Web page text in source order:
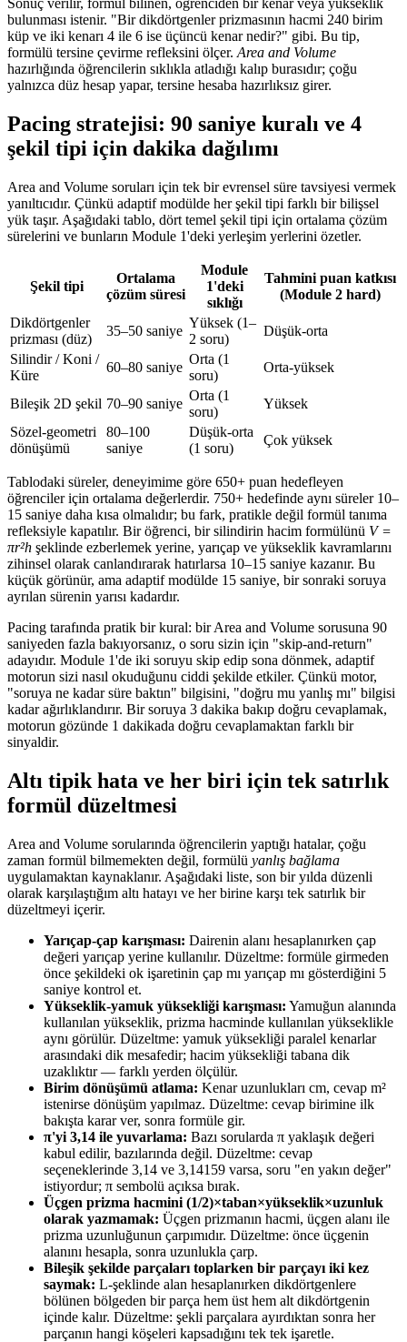
Sonuç verilir, formül bilinen, öğrenciden bir kenar veya yükseklik
bulunması istenir. "Bir dikdörtgenler prizmasının hacmi 240 birim
küp ve iki kenarı 4 ile 6 ise üçüncü kenar nedir?" gibi. Bu tip,
formülü tersine çevirme refleksini ölçer. Area and Volume
hazırlığında öğrencilerin sıklıkla atladığı kalıp burasıdır; çoğu
yalnızca düz hesap yapar, tersine hesaba hazırlıksız girer.
Pacing stratejisi: 90 saniye kuralı ve 4
şekil tipi için dakika dağılımı
Area and Volume soruları için tek bir evrensel süre tavsiyesi vermek
yanıltıcıdır. Çünkü adaptif modülde her şekil tipi farklı bir bilişsel
yük taşır. Aşağıdaki tablo, dört temel şekil tipi için ortalama çözüm
sürelerini ve bunların Module 1'deki yerleşim yerlerini özetler.
Şekil tipi
Ortalama
çözüm süresi
Module
1'deki
sıklığı
Tahmini puan katkısı
(Module 2 hard)
Dikdörtgenler
prizması (düz)
35–50 saniye
Yüksek (1–
2 soru)
Düşük-orta
Silindir / Koni /
Küre
60–80 saniye
Orta (1
soru)
Orta-yüksek
Bileşik 2D şekil 70–90 saniye
Orta (1
soru)
Yüksek
Sözel-geometri
dönüşümü
80–100
saniye
Düşük-orta
(1 soru)
Çok yüksek
Tablodaki süreler, deneyimime göre 650+ puan hedefleyen
öğrenciler için ortalama değerlerdir. 750+ hedefinde aynı süreler 10–
15 saniye daha kısa olmalıdır; bu fark, pratikle değil formül tanıma
refleksiyle kapatılır. Bir öğrenci, bir silindirin hacim formülünü V =
πr²h şeklinde ezberlemek yerine, yarıçap ve yükseklik kavramlarını
zihinsel olarak canlandırarak hatırlarsa 10–15 saniye kazanır. Bu
küçük görünür, ama adaptif modülde 15 saniye, bir sonraki soruya
ayrılan sürenin yarısı kadardır.
Pacing tarafında pratik bir kural: bir Area and Volume sorusuna 90
saniyeden fazla bakıyorsanız, o soru sizin için "skip-and-return"
adayıdır. Module 1'de iki soruyu skip edip sona dönmek, adaptif
motorun sizi nasıl okuduğunu ciddi şekilde etkiler. Çünkü motor,
"soruya ne kadar süre baktın" bilgisini, "doğru mu yanlış mı" bilgisi
kadar ağırlıklandırır. Bir soruya 3 dakika bakıp doğru cevaplamak,
motorun gözünde 1 dakikada doğru cevaplamaktan farklı bir
sinyaldir.
Altı tipik hata ve her biri için tek satırlık
formül düzeltmesi
Area and Volume sorularında öğrencilerin yaptığı hatalar, çoğu
zaman formül bilmemekten değil, formülü yanlış bağlama
uygulamaktan kaynaklanır. Aşağıdaki liste, son bir yılda düzenli
olarak karşılaştığım altı hatayı ve her birine karşı tek satırlık bir
düzeltmeyi içerir.
Yarıçap-çap karışması: Dairenin alanı hesaplanırken çap
değeri yarıçap yerine kullanılır. Düzeltme: formüle girmeden
önce şekildeki ok işaretinin çap mı yarıçap mı gösterdiğini 5
saniye kontrol et.
Yükseklik-yamuk yüksekliği karışması: Yamuğun alanında
kullanılan yükseklik, prizma hacminde kullanılan yükseklikle
aynı görülür. Düzeltme: yamuk yüksekliği paralel kenarlar
arasındaki dik mesafedir; hacim yüksekliği tabana dik
uzaklıktır — farklı yerden ölçülür.
Birim dönüşümü atlama: Kenar uzunlukları cm, cevap m²
istenirse dönüşüm yapılmaz. Düzeltme: cevap birimine ilk
bakışta karar ver, sonra formüle gir.
π'yi 3,14 ile yuvarlama: Bazı sorularda π yaklaşık değeri
kabul edilir, bazılarında değil. Düzeltme: cevap
seçeneklerinde 3,14 ve 3,14159 varsa, soru "en yakın değer"
istiyordur; π sembolü açıksa bırak.
Üçgen prizma hacmini (1/2)×taban×yükseklik×uzunluk
olarak yazmamak: Üçgen prizmanın hacmi, üçgen alanı ile
prizma uzunluğunun çarpımıdır. Düzeltme: önce üçgenin
alanını hesapla, sonra uzunlukla çarp.
Bileşik şekilde parçaları toplarken bir parçayı iki kez
saymak: L-şeklinde alan hesaplanırken dikdörtgenlere
bölünen bölgeden bir parça hem üst hem alt dikdörtgenin
içinde kalır. Düzeltme: şekli parçalara ayırdıktan sonra her
parçanın hangi köşeleri kapsadığını tek tek işaretle.